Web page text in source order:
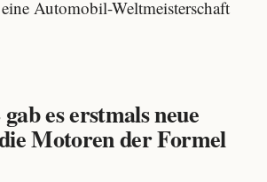
Automobil-Weltmeisterschaft
es erstmals neue
Motoren der Formel